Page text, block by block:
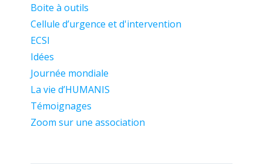
Boite à outils
Cellule d’urgence et d'intervention
ECSI
Idées
Journée mondiale
La vie d’HUMANIS
Témoignages
Zoom sur une association